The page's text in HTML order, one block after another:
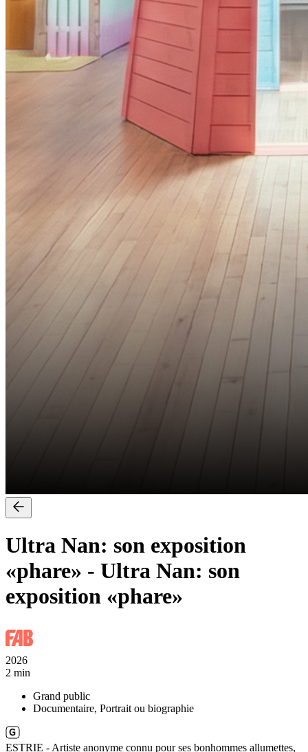
Ultra Nan: son exposition
«phare» - Ultra Nan: son
exposition «phare»
2026
2 min
Grand public
Documentaire, Portrait ou biographie
ESTRIE - Artiste anonyme connu pour ses bonhommes allumettes,